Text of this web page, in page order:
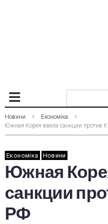
Новини
Економіка
Южная Корея ввела санкции против
Економіка Новини
Южная
санкции
РФ